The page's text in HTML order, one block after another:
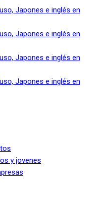
y jovenes